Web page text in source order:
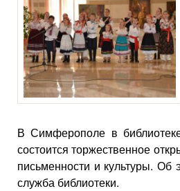
В Симферополе в
состоится торжественное
письменности и культуры. Об
служба библиотеки.